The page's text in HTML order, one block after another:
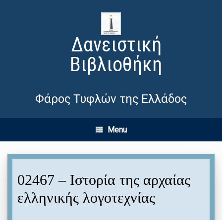
Δανειστική
Βιβλιοθήκη
Φάρος Τυφλών της Ελλάδος
Menu
02467 – Ιστορία της αρχαίας
ελληνικής λογοτεχνίας